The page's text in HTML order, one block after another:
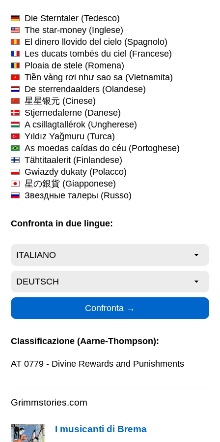
Die Sterntaler (Tedesco)
The star-money (Inglese)
El dinero llovido del cielo (Spagnolo)
Les ducats tombés du ciel (Francese)
Ploaia de stele (Romena)
Tiền vàng rơi như sao sa (Vietnamita)
De sterrendaalders (Olandese)
星星银元 (Cinese)
Stjernedalerne (Danese)
A csillagtallérok (Ungherese)
Yıldız Yağmuru (Turca)
As moedas caídas do céu (Portoghese)
Tähtitaalerit (Finlandese)
Gwiazdy dukaty (Polacco)
星の銀貨 (Giapponese)
Звездные талеры (Russo)
Confronta in due lingue:
Classificazione (Aarne-Thompson):
AT 0779 - Divine Rewards and Punishments
Grimmstories.com
I musicanti di Brema